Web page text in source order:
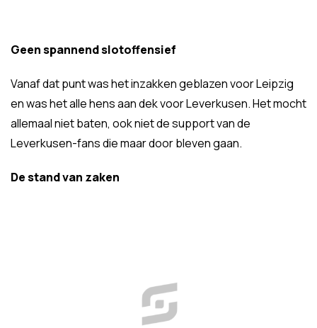
Geen spannend slotoffensief
Vanaf dat punt was het inzakken geblazen voor Leipzig
en was het alle hens aan dek voor Leverkusen. Het mocht
allemaal niet baten, ook niet de support van de
Leverkusen-fans die maar door bleven gaan.
De stand van zaken